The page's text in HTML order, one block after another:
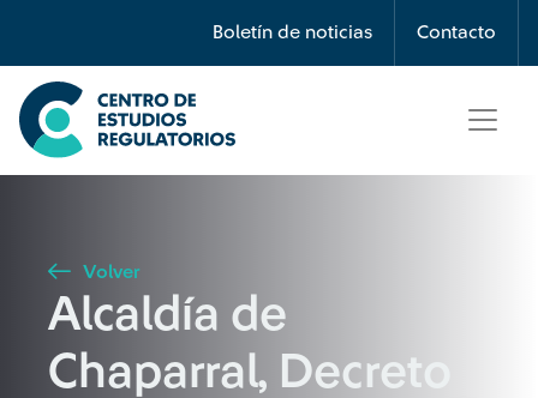
Boletín de noticias Contacto
Búsqueda
Seleccione país
Buscar
Volver
Alcaldía de
Chaparral, Decreto